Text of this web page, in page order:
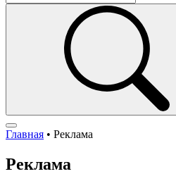
Главная • Реклама
Реклама